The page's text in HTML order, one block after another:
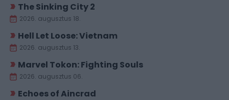
The Sinking City 2
2026. augusztus 18.
Hell Let Loose: Vietnam
2026. augusztus 13.
Marvel Tokon: Fighting Souls
2026. augusztus 06.
Echoes of Aincrad